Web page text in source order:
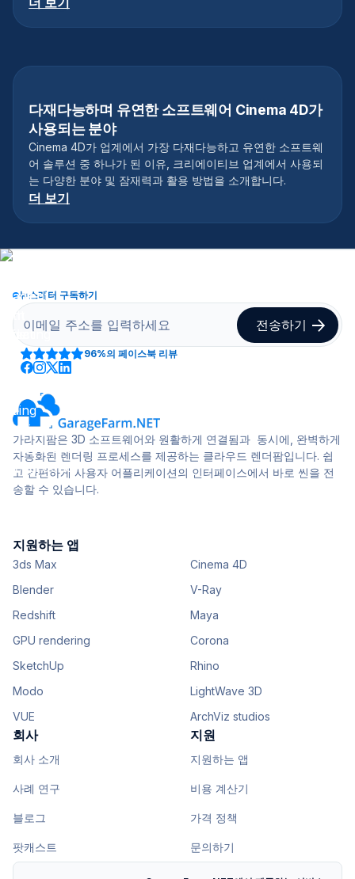
다재다능하며 유연한 소프트웨어 Cinema 4D가
사용되는 분야
Cinema 4D가 업계에서 가장 다재다능하고 유연한 소프트웨
어 솔루션 중 하나가 된 이유, 크리에이티브 업계에서 사용되
는 다양한 분야 및 잠재력과 활용 방법을 소개합니다.
더 보기
뉴스레터 구독하기
96%의 페이스북 리뷰
가라지팜은 3D 소프트웨어와 원활하게 연결됨과 동시에, 완벽하게
자동화된 렌더링 프로세스를 제공하는 클라우드 렌더팜입니다. 쉽
고 간편하게 사용자 어플리케이션의 인터페이스에서 바로 씬을 전
송할 수 있습니다.
지원하는 앱
3ds Max
Cinema 4D
Blender
V-Ray
Redshift
Maya
GPU rendering
Corona
SketchUp
Rhino
Modo
LightWave 3D
VUE
ArchViz studios
회사
회사 소개
사례 연구
블로그
팟캐스트
지원
지원하는 앱
비용 계산기
가격 정책
문의하기